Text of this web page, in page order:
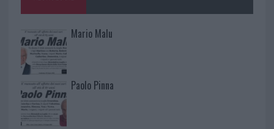
Mario Malu
Paolo Pinna